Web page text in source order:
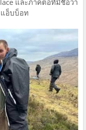
แอ็บบ็อท